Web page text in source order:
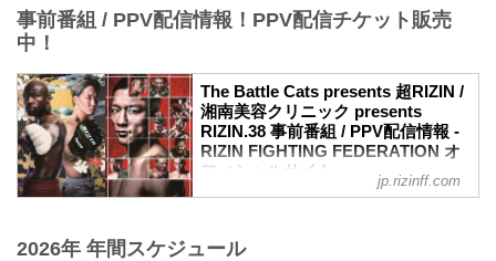
大会概要
美容クリニック presents RIZIN.38
日時
2022年9月25日（日）10:30開場 / 12:00開
始
※RIZIN.38は超RIZIN終了後、1時間の休
憩を挟んで開始いたします。尚15:00開始
さい。
事前番組 / PPV配信情報！PPV配信チケット販売
中！
The Battle Cats presents 超RIZIN /
湘南美容クリニック presents
RIZIN.38 事前番組 / PPV配信情報 -
RIZIN FIGHTING FEDERATION オ
フィシャルサイト
9月25日（日）さいたまスーパーアリーナ
超RIZIN / 湘南美容クリニック presents
jp.rizinff.com
2026年 年間スケジュール